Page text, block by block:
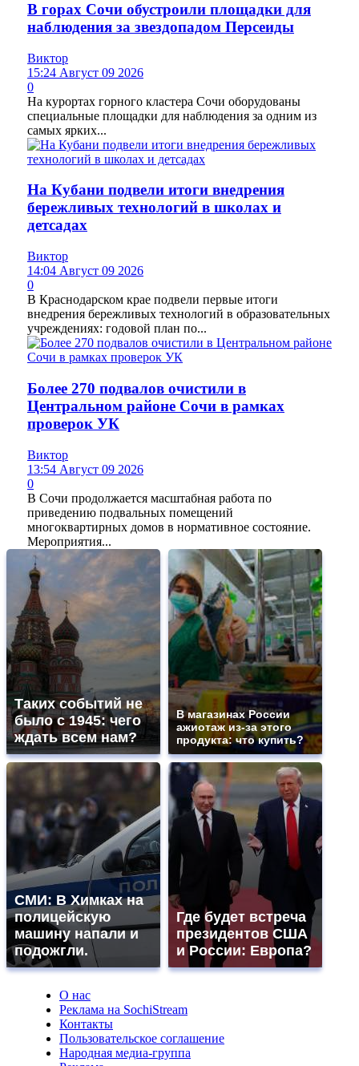
В горах Сочи обустроили площадки для
наблюдения за звездопадом Персеиды
Виктор
15:24 Август 09 2026
0
На курортах горного кластера Сочи оборудованы
специальные площадки для наблюдения за одним из
самых ярких...
На Кубани подвели итоги внедрения
бережливых технологий в школах и
детсадах
Виктор
14:04 Август 09 2026
0
В Краснодарском крае подвели первые итоги
внедрения бережливых технологий в образовательных
учреждениях: годовой план по...
Более 270 подвалов очистили в
Центральном районе Сочи в рамках
проверок УК
Виктор
13:54 Август 09 2026
0
В Сочи продолжается масштабная работа по
приведению подвальных помещений
многоквартирных домов в нормативное состояние.
Мероприятия...
Таких событий не
было с 1945: чего
ждать всем нам?
В магазинах России
ажиотаж из-за этого
продукта: что купить?
СМИ: В Химках на
полицейскую
машину напали и
подожгли.
Где будет встреча
президентов США
и России: Европа?
О нас
Реклама на SochiStream
Контакты
Пользовательское соглашение
Народная медиа-группа